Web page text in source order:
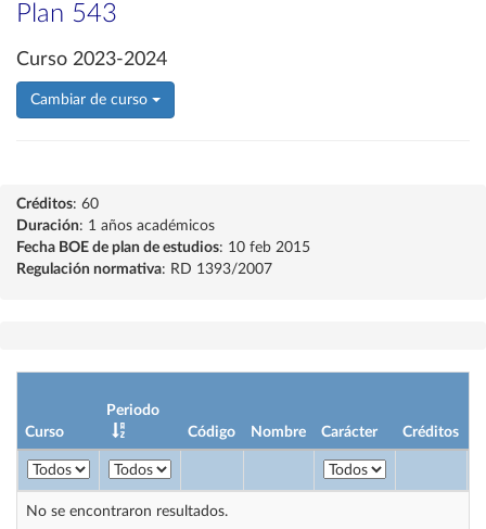
Plan 543
Curso 2023-2024
Cambiar de curso
Créditos: 60
Duración: 1 años académicos
Fecha BOE de plan de estudios: 10 feb 2015
Regulación normativa: RD 1393/2007
Curso
Periodo
Código
Nombre Carácter Créditos
No se encontraron resultados.